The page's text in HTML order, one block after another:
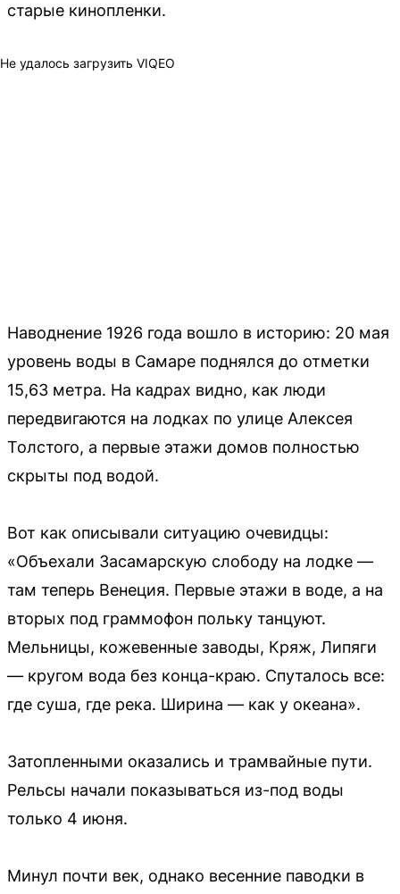
старые кинопленки.
Не удалось загрузить VIQEO
Наводнение 1926 года вошло в историю: 20 мая
уровень воды в Самаре поднялся до отметки
15,63 метра. На кадрах видно, как люди
передвигаются на лодках по улице Алексея
Толстого, а первые этажи домов полностью
скрыты под водой.
Вот как описывали ситуацию очевидцы:
«Объехали Засамарскую слободу на лодке —
там теперь Венеция. Первые этажи в воде, а на
вторых под граммофон польку танцуют.
Мельницы, кожевенные заводы, Кряж, Липяги
— кругом вода без конца-краю. Спуталось все:
где суша, где река. Ширина — как у океана».
Затопленными оказались и трамвайные пути.
Рельсы начали показываться из-под воды
только 4 июня.
Минул почти век, однако весенние паводки в